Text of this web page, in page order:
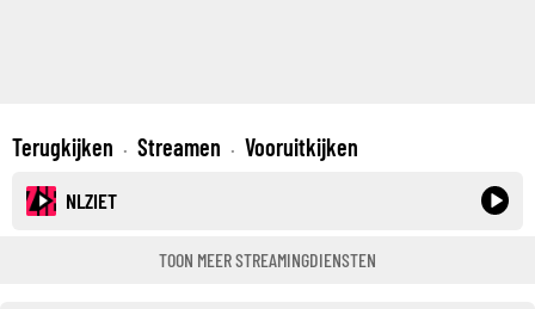
Terugkijken · Streamen · Vooruitkijken
NLZIET
TOON MEER STREAMINGDIENSTEN